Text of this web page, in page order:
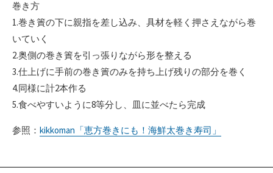
巻き方
1.巻き簀の下に親指を差し込み、具材を軽く押さえながら巻
いていく
2.奥側の巻き簀を引っ張りながら形を整える
3.仕上げに手前の巻き簀のみを持ち上げ残りの部分を巻く
4.同様に計2本作る
5.食べやすいように8等分し、皿に並べたら完成
参照： kikkoman「恵方巻きにも！海鮮太巻き寿司」